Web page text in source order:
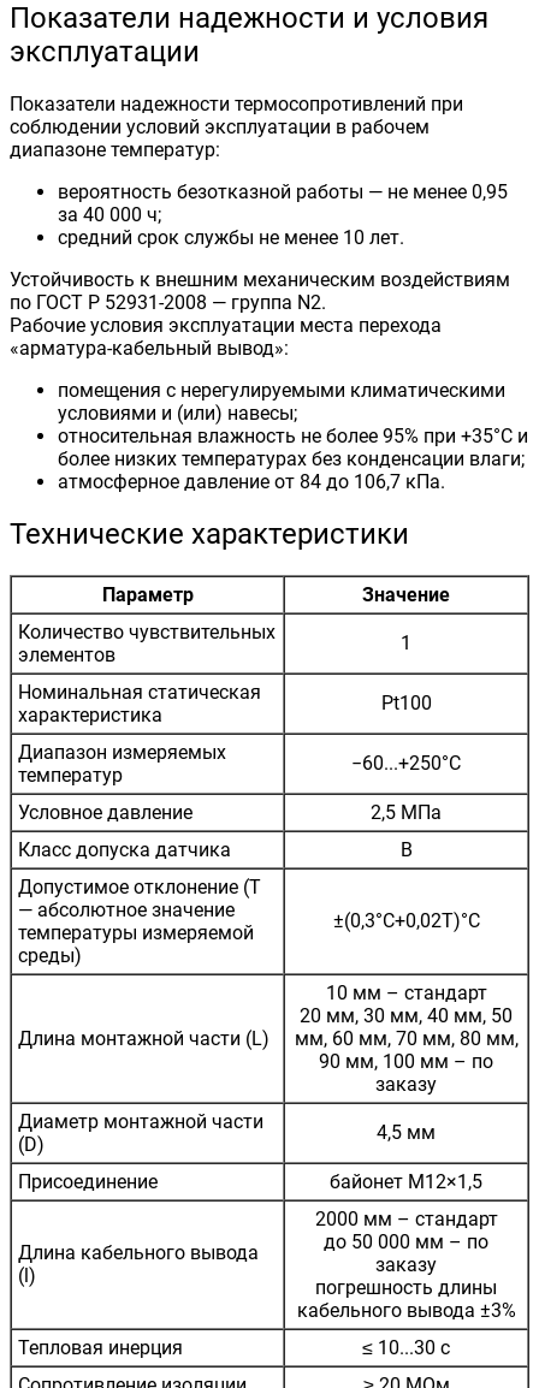
Показатели надежности и условия
эксплуатации
Показатели надежности термосопротивлений при
соблюдении условий эксплуатации в рабочем
диапазоне температур:
вероятность безотказной работы — не менее 0,95
за 40 000 ч;
средний срок службы не менее 10 лет.
Устойчивость к внешним механическим воздействиям
по ГОСТ Р 52931-2008 — группа N2.
Рабочие условия эксплуатации места перехода
«арматура-кабельный вывод»:
помещения с нерегулируемыми климатическими
условиями и (или) навесы;
относительная влажность не более 95% при +35°С и
более низких температурах без конденсации влаги;
атмосферное давление от 84 до 106,7 кПа.
Технические характеристики
Параметр
Значение
Количество чувствительных
элементов
1
Номинальная статическая
характеристика
Pt100
Диапазон измеряемых
температур
−60...+250°С
Условное давление
2,5 МПа
Класс допуска датчика
B
Допустимое отклонение (Т
— абсолютное значение
температуры измеряемой
среды)
±(0,3°С+0,02T)°С
Длина монтажной части (L)
10 мм – стандарт
20 мм, 30 мм, 40 мм, 50
мм, 60 мм, 70 мм, 80 мм,
90 мм, 100 мм – по
заказу
Диаметр монтажной части
(D)
4,5 мм
Присоединение байонет М12×1,5
Длина кабельного вывода
(l)
2000 мм – стандарт
до 50 000 мм – по
заказу
погрешность длины
кабельного вывода ±3%
Тепловая инерция
≤ 10...30 с